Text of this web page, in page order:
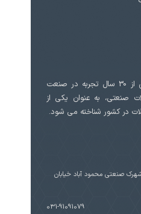
بازرگانی فولاد برابا با بیش از 30 سال تجربه در صنعت
صنعتی، به عنوان یکی از
در کشور شناخته می شود.
صنعتی محمود آباد خیابان
031-91091079